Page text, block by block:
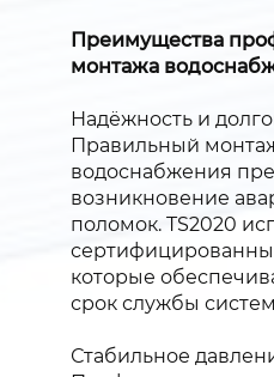
Преимущества
монтажа
Надёжность и
Правильный
водоснабжения
возникновение
поломок. TS2020
которые
срок службы
Стабильное